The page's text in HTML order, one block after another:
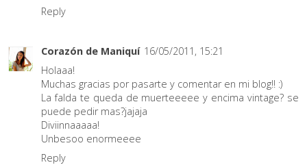
Reply
Corazón de Maniquí 16/05/2011, 15:21
Holaaa!
Muchas gracias por pasarte y comentar en mi blog!! :)
La falda te queda de muerteeeee y encima vintage? se
puede pedir mas?jajaja
Diviinnaaaaa!
Unbesoo enormeeee
Reply